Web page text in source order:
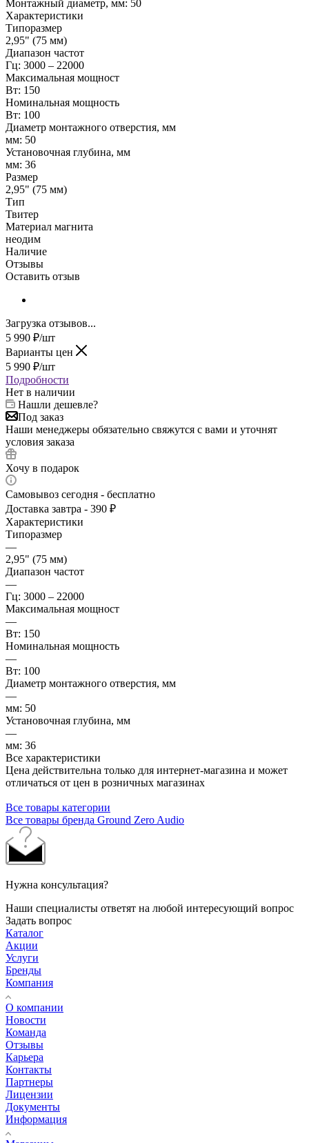
Монтажный диаметр, мм: 50
Характеристики
Типоразмер
2,95" (75 мм)
Диапазон частот
Гц: 3000 – 22000
Максимальная мощност
Вт: 150
Номинальная мощность
Вт: 100
Диаметр монтажного отверстия, мм
мм: 50
Установочная глубина, мм
мм: 36
Размер
2,95" (75 мм)
Тип
Твитер
Материал магнита
неодим
Наличие
Отзывы
Оставить отзыв
Загрузка отзывов...
5 990 ₽/шт
Варианты цен
5 990 ₽/шт
Подробности
Нет в наличии
Нашли дешевле?
Под заказ
Наши менеджеры обязательно свяжутся с вами и уточнят
условия заказа
Хочу в подарок
Самовывоз сегодня - бесплатно
Доставка завтра - 390 ₽
Характеристики
Типоразмер
—
2,95" (75 мм)
Диапазон частот
—
Гц: 3000 – 22000
Максимальная мощност
—
Вт: 150
Номинальная мощность
—
Вт: 100
Диаметр монтажного отверстия, мм
—
мм: 50
Установочная глубина, мм
—
мм: 36
Все характеристики
Цена действительна только для интернет-магазина и может
отличаться от цен в розничных магазинах
Все товары категории
Все товары бренда Ground Zero Audio
Нужна консультация?
Наши специалисты ответят на любой интересующий вопрос
Задать вопрос
Каталог
Акции
Услуги
Бренды
Компания
О компании
Новости
Команда
Отзывы
Карьера
Контакты
Партнеры
Лицензии
Документы
Информация